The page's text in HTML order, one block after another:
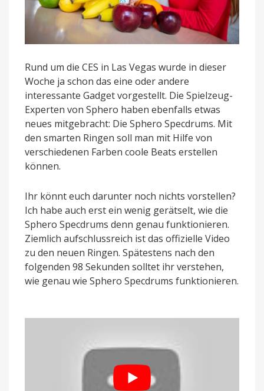
Rund um die CES in Las Vegas wurde in dieser
Woche ja schon das eine oder andere
interessante Gadget vorgestellt. Die Spielzeug-
Experten von Sphero haben ebenfalls etwas
neues mitgebracht: Die Sphero Specdrums. Mit
den smarten Ringen soll man mit Hilfe von
verschiedenen Farben coole Beats erstellen
können.
Ihr könnt euch darunter noch nichts vorstellen?
Ich habe auch erst ein wenig gerätselt, wie die
Sphero Specdrums denn genau funktionieren.
Ziemlich aufschlussreich ist das offizielle Video
zu den neuen Ringen. Spätestens nach den
folgenden 98 Sekunden solltet ihr verstehen,
wie genau wie Sphero Specdrums funktionieren.